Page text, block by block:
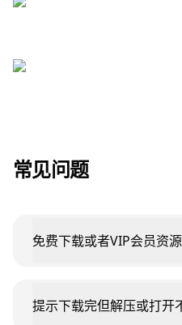
常见问题
免费下载或者VIP会员资
提示下载完但解压或打开